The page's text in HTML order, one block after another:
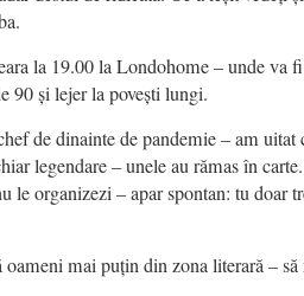
la 19.00 la Londohome – unde va
90 și lejer la povești lungi.
de dinainte de pandemie – am uitat
legendare – unele au rămas în
le organizezi – apar spontan: tu doar
mai puțin din zona literară –